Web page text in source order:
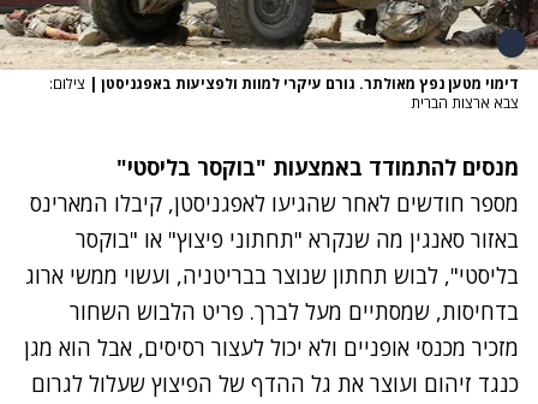
דימוי מטען נפץ מאולתר. גורם עיקרי למוות ולפציעות באפגניסטן | צילום:
צבא ארצות הברית
מנסים להתמודד באמצעות "בוקסר בליסטי"
מספר חודשים לאחר שהגיעו לאפגניסטן, קיבלו המארינס
באזור סאנגין מה שנקרא "תחתוני פיצוץ" או "בוקסר
בליסטי", לבוש תחתון שנוצר בבריטניה, ועשוי ממשי ארוג
בדחיסות, שמסתיים מעל לברך. פריט הלבוש השחור
מזכיר מכנסי אופניים ולא יכול לעצור רסיסים, אבל הוא מגן
כנגד זיהום ועוצר את גל ההדף של הפיצוץ שעלול לגרום